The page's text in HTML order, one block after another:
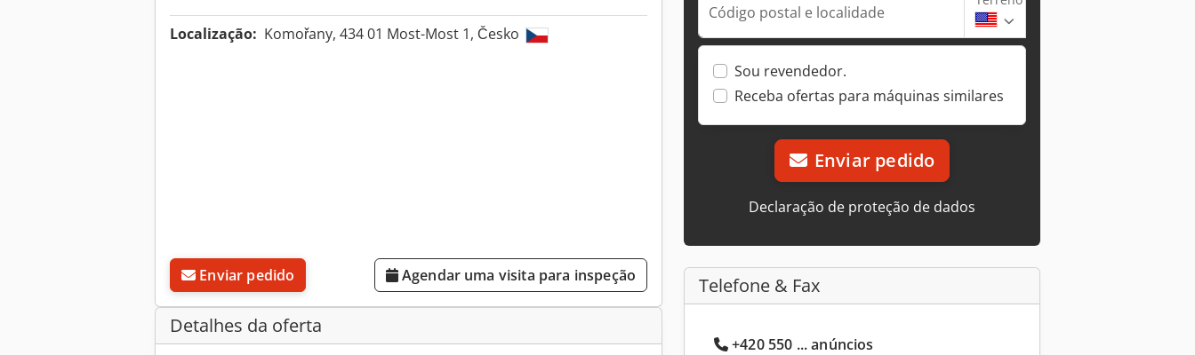
Localização: Komořany, 434 01 Most-Most 1, Česko
Enviar pedido Agendar uma visita para inspeção
Detalhes da oferta
Código postal e localidade
Sou revendedor.
Receba ofertas para máquinas similares
Enviar pedido
Declaração de proteção de dados
Telefone & Fax
+420 550 ... anúncios